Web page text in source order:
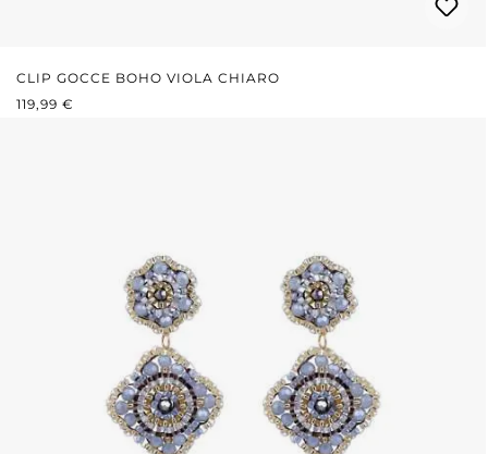
CLIP GOCCE BOHO VIOLA CHIARO
PREZZO NORMALE:
119,99 €